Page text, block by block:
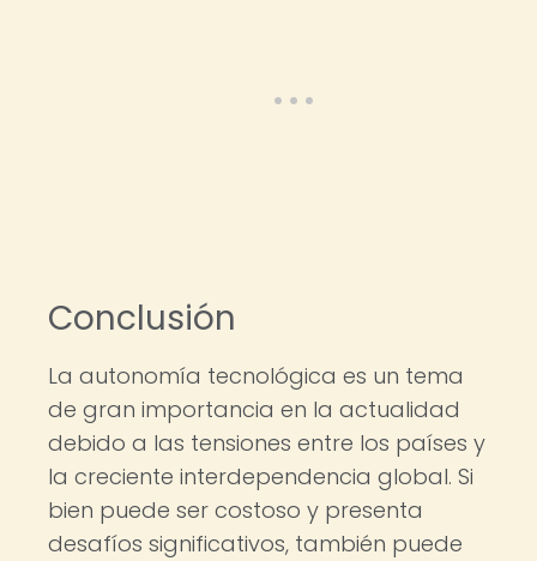
Conclusión
La autonomía tecnológica es un tema
de gran importancia en la actualidad
debido a las tensiones entre los países y
la creciente interdependencia global. Si
bien puede ser costoso y presenta
desafíos significativos, también puede